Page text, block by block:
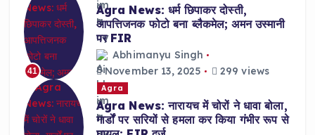
41
Agra News: धर्म छिपाकर दोस्ती,
आपत्तिजनक फोटो बना ब्लैकमेल; अमन उस्मानी
पर FIR
Abhimanyu Singh
November 13, 2025
299 views
Agra
Agra News: नारायच में चोरों ने धावा बोला,
गार्डों पर सरियों से हमला कर किया गंभीर रूप से